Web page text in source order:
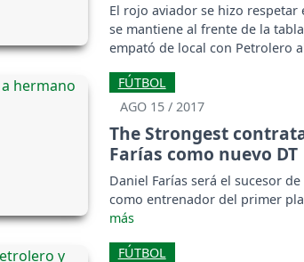
El rojo aviador se hizo respetar
se mantiene al frente de la
empató de local con Petrolero
FÚTBOL
AGO 15 / 2017
The Strongest
Farías como nuevo DT
Daniel Farías será el sucesor
como entrenador del primer
FÚTBOL